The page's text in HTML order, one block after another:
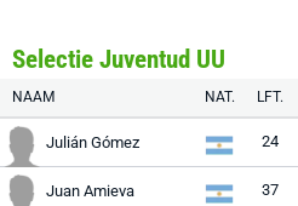
Selectie Juventud UU
NAAM NAT. LFT.
Julián Gómez 24
Juan Amieva 37